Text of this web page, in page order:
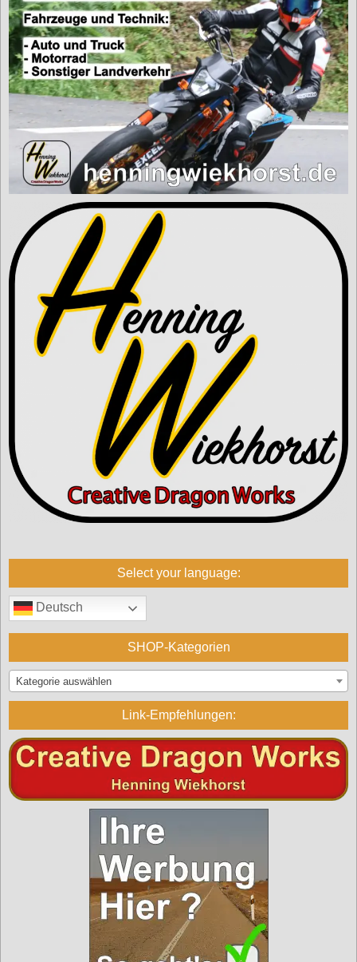
Select your language:
Deutsch
SHOP-Kategorien
Kategorie auswählen
Link-Empfehlungen: